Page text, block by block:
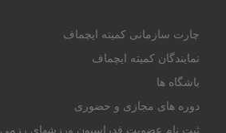
چارت سازمانی کمیته ایچماف
نمایندگان کمیته ایچماف
باشگاه ها
دوره های مجازی و حضوری
ثبت نام عضویت فدراسیون ورزشهای رزمی